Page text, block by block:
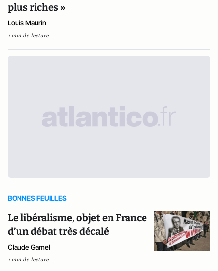
plus riches »
Louis Maurin
1 min de lecture
BONNES FEUILLES
Le libéralisme, objet en France
d’un débat très décalé
Claude Gamel
1 min de lecture